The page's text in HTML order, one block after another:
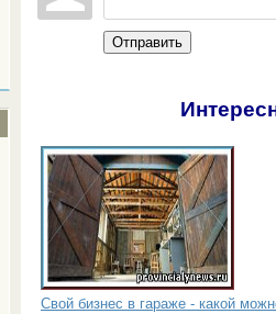
Отправить
Свой бизнес в гараже - какой